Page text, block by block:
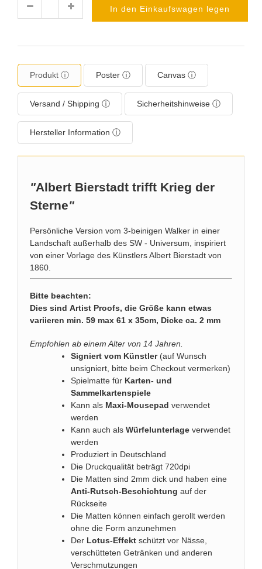
In den Einkaufswagen legen
Produkt ⓘ Poster ⓘ Canvas ⓘ
Versand / Shipping ⓘ Sicherheitshinweise ⓘ
Hersteller Information ⓘ
"Albert Bierstadt trifft Krieg der
Sterne"
Persönliche Version vom 3-beinigen Walker in einer
Landschaft außerhalb des SW - Universum, inspiriert
von einer Vorlage des Künstlers Albert Bierstadt von
1860.
Bitte beachten:
Dies sind Artist Proofs, die Größe kann etwas
variieren min. 59 max 61 x 35cm, Dicke ca. 2 mm
Empfohlen ab einem Alter von 14 Jahren.
Signiert vom Künstler(auf Wunsch
unsigniert, bitte beim Checkout vermerken)
Spielmatte für Karten- und
Sammelkartenspiele
Kann als Maxi-Mousepad verwendet
werden
Kann auch als Würfelunterlage verwendet
werden
Produziert in Deutschland
Die Druckqualität beträgt 720dpi
Die Matten sind 2mm dick und haben eine
Anti-Rutsch-Beschichtung auf der
Rückseite
Die Matten können einfach gerollt werden
ohne die Form anzunehmen
Der Lotus-Effekt schützt vor Nässe,
verschütteten Getränken und anderen
Verschmutzungen